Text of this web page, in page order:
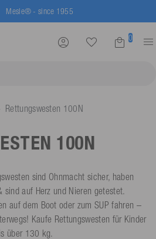
Mesle® - since 1955
0
Rettungswesten 100N
100N
sind Ohnmacht sicher, haben
sind auf Herz und Nieren getestet.
auf dem Boot oder zum SUP fahren –
Kaufe Rettungswesten für Kinder
über 130 kg.